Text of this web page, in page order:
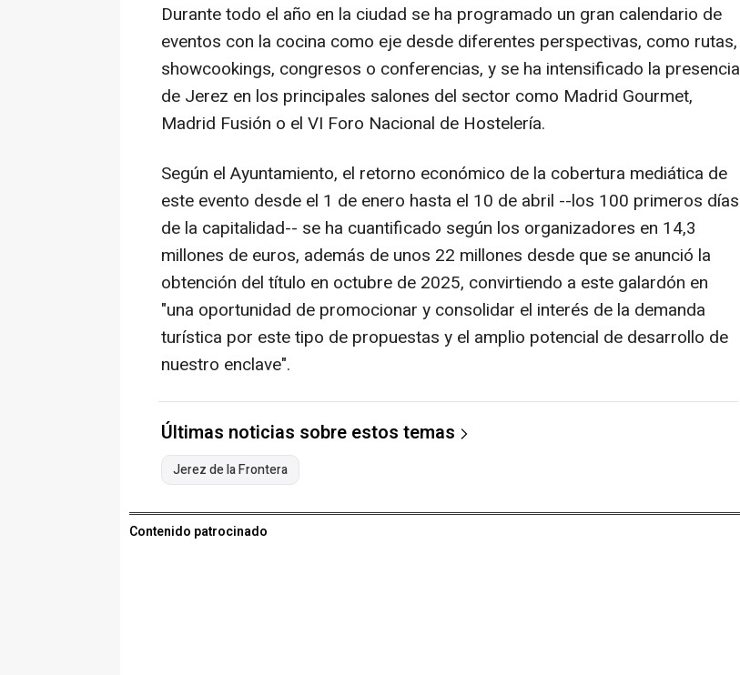
Durante todo el año en la ciudad se ha programado un gran calendario de
eventos con la cocina como eje desde diferentes perspectivas, como rutas,
showcookings, congresos o conferencias, y se ha intensificado la presencia
de Jerez en los principales salones del sector como Madrid Gourmet,
Madrid Fusión o el VI Foro Nacional de Hostelería.
Según el Ayuntamiento, el retorno económico de la cobertura mediática de
este evento desde el 1 de enero hasta el 10 de abril --los 100 primeros días
de la capitalidad-- se ha cuantificado según los organizadores en 14,3
millones de euros, además de unos 22 millones desde que se anunció la
obtención del título en octubre de 2025, convirtiendo a este galardón en
"una oportunidad de promocionar y consolidar el interés de la demanda
turística por este tipo de propuestas y el amplio potencial de desarrollo de
nuestro enclave".
Últimas noticias sobre estos temas
Jerez de la Frontera
Contenido patrocinado